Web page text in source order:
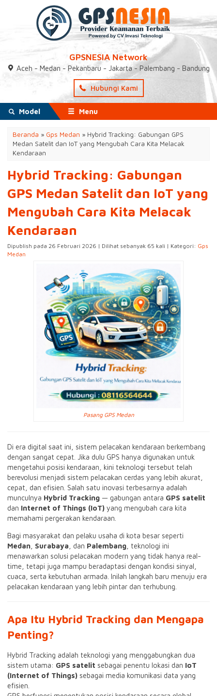
GPSNESIA Network
Aceh - Medan - Pekanbaru - Jakarta - Palembang - Bandung
Hubungi Kami
Model Menu
Beranda » Gps Medan » Hybrid Tracking: Gabungan GPS
Medan Satelit dan IoT yang Mengubah Cara Kita Melacak
Kendaraan
Hybrid Tracking: Gabungan
GPS Medan Satelit dan IoT yang
Mengubah Cara Kita Melacak
Kendaraan
Dipublish pada 26 Februari 2026 | Dilihat sebanyak 65 kali | Kategori: Gps
Medan
Pasang GPS Medan
Di era digital saat ini, sistem pelacakan kendaraan berkembang
dengan sangat cepat. Jika dulu GPS hanya digunakan untuk
mengetahui posisi kendaraan, kini teknologi tersebut telah
berevolusi menjadi sistem pelacakan cerdas yang lebih akurat,
cepat, dan efisien. Salah satu inovasi terbesarnya adalah
munculnya Hybrid Tracking — gabungan antara GPS satelit
dan Internet of Things (IoT) yang mengubah cara kita
memahami pergerakan kendaraan.
Bagi masyarakat dan pelaku usaha di kota besar seperti
Medan Surabaya , dan Palembang , teknologi ini
menawarkan solusi pelacakan modern yang tidak hanya real-
time, tetapi juga mampu beradaptasi dengan kondisi sinyal,
cuaca, serta kebutuhan armada. Inilah langkah baru menuju era
pelacakan kendaraan yang lebih pintar dan terhubung.
Apa Itu Hybrid Tracking dan Mengapa
Penting?
Hybrid Tracking adalah teknologi yang menggabungkan dua
sistem utama: GPS satelit sebagai penentu lokasi dan IoT
(Internet of Things) sebagai media komunikasi data yang
efisien.